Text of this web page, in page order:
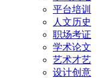
平台培训
人文历史
职场考证
学术论文
艺术才艺
设计创意